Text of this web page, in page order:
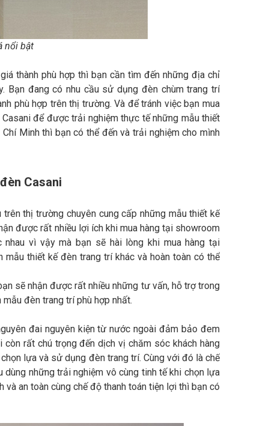
nổi bật
thành phù hợp thì bạn cần tìm đến những địa chỉ
Bạn đang có nhu cầu sử dụng đèn chùm trang trí
phù hợp trên thị trường. Và để tránh việc bạn mua
để được trải nghiệm thực tế những mẫu thiết
Minh thì bạn có thể đến và trải nghiệm cho mình
Casani
thị trường chuyên cung cấp những mẫu thiết kế
được rất nhiều lợi ích khi mua hàng tại showroom
vì vậy mà bạn sẽ hài lòng khi mua hàng tại
thiết kế đèn trang trí khác và hoàn toàn có thể
sẽ nhận được rất nhiều những tư vấn, hỗ trợ trong
đèn trang trí phù hợp nhất.
đai nguyên kiện từ nước ngoài đảm bảo đem
rất chú trọng đến dịch vị chăm sóc khách hàng
lựa và sử dụng đèn trang trí. Cùng với đó là chế
những trải nghiệm vô cùng tinh tế khi chọn lựa
an toàn cùng chế độ thanh toán tiện lợi thì bạn có